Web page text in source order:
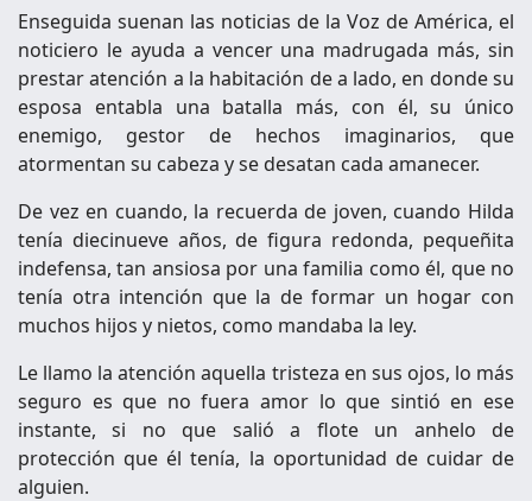
Enseguida suenan las noticias de la Voz de América, el
noticiero le ayuda a vencer una madrugada más, sin
prestar atención a la habitación de a lado, en donde su
esposa entabla una batalla más, con él, su único
enemigo, gestor de hechos imaginarios, que
atormentan su cabeza y se desatan cada amanecer.
De vez en cuando, la recuerda de joven, cuando Hilda
tenía diecinueve años, de figura redonda, pequeñita
indefensa, tan ansiosa por una familia como él, que no
tenía otra intención que la de formar un hogar con
muchos hijos y nietos, como mandaba la ley.
Le llamo la atención aquella tristeza en sus ojos, lo más
seguro es que no fuera amor lo que sintió en ese
instante, si no que salió a flote un anhelo de
protección que él tenía, la oportunidad de cuidar de
alguien.